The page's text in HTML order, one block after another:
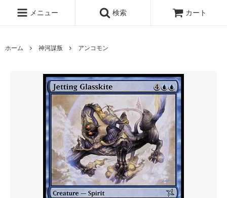
メニュー 検索 カート
ホーム 神河謀叛 アンコモン